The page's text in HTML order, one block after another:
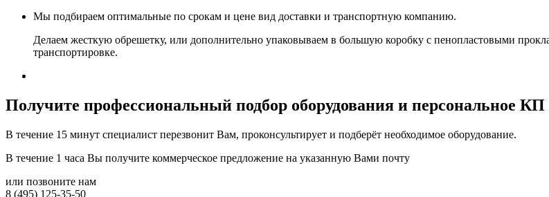
Мы подбираем оптимальные по срокам и цене вид доставки и транспортную компанию.
Делаем жесткую обрешетку, или дополнительно упаковываем в большую коробку с пенопластовыми
транспортировке.
Получите профессиональный подбор оборудования и персональное КП
В течение 15 минут специалист перезвонит Вам, проконсультирует и подберёт необходимое оборудование.
В течение 1 часа Вы получите коммерческое предложение на указанную Вами почту
или позвоните нам
8 (495) 125-35-50